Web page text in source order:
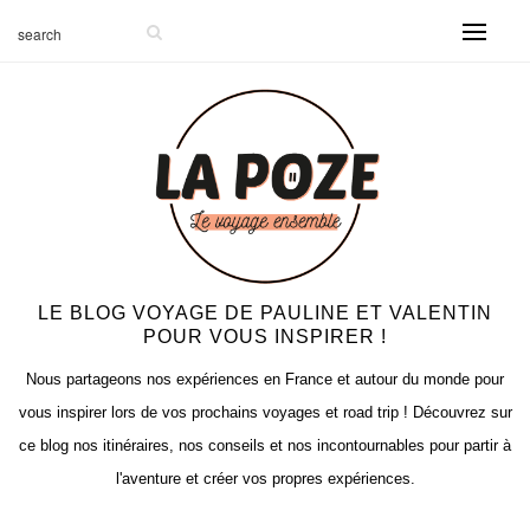
LE BLOG VOYAGE DE PAULINE ET VALENTIN
POUR VOUS INSPIRER !
Nous partageons nos expériences en France et autour du monde pour
vous inspirer lors de vos prochains voyages et road trip ! Découvrez sur
ce blog nos itinéraires, nos conseils et nos incontournables pour partir à
l'aventure et créer vos propres expériences.